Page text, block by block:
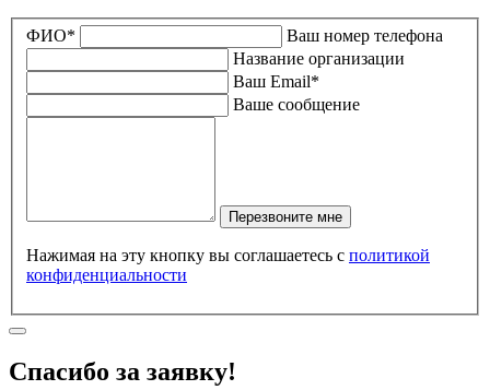
ФИО*
Ваш номер телефона
Название организации
Ваш Email*
Ваше сообщение
Перезвоните мне
Нажимая на эту кнопку вы соглашаетесь с политикой
конфиденциальности
Спасибо за заявку!